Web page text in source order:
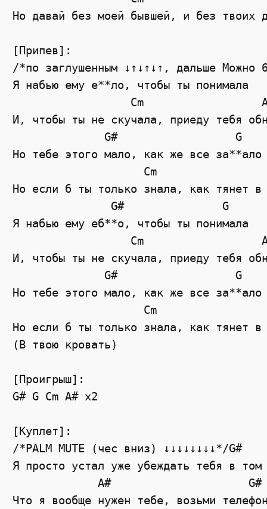
Но давай без моей бывшей, и без твоих
[Припев]:
/*по заглушенным ↓↑↓↑↓↑, дальше
Я набью ему е**ло, чтобы ты понимала
Cm
И, чтобы ты не скучала, приеду тебя
              G#                  G
Но тебе этого мало, как же все за**ало
Cm
Но если б ты только знала, как тянет в
               G#               G
Я набью ему еб**о, чтобы ты понимала
Cm
И, чтобы ты не скучала, приеду тебя
              G#                  G
Но тебе этого мало, как же все за**ало
Cm
Но если б ты только знала, как тянет в
(В твою кровать)
[Проигрыш]:
G# G Cm A# x2
[Куплет]:
/*PALM MUTE (чес вниз)
Я просто устал уже убеждать тебя в том
             A#                     G#
Что я вообще нужен тебе, возьми